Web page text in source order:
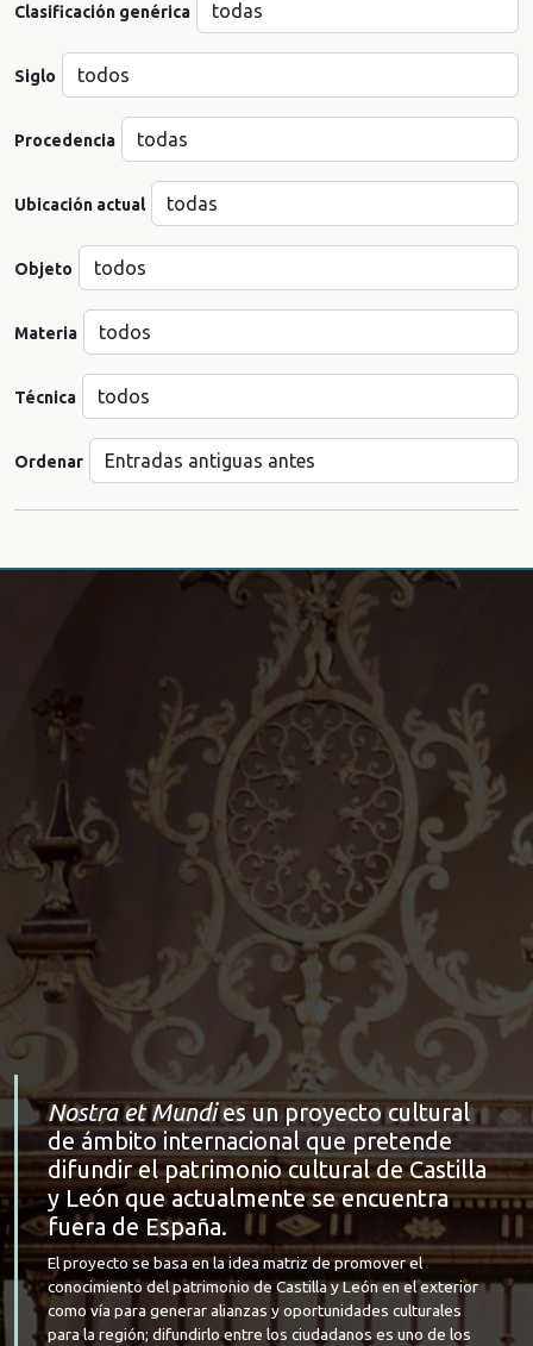
Clasificación genérica
Siglo
Procedencia
Ubicación actual
Objeto
Materia
Técnica
Ordenar
Nostra et Mundies un proyecto cultural
de ámbito internacional que pretende
difundir el patrimonio cultural de Castilla
y León que actualmente se encuentra
fuera de España.
El proyecto se basa en la idea matriz de promover el
conocimiento del patrimonio de Castilla y León en el exterior
como vía para generar alianzas y oportunidades culturales
para la región; difundirlo entre los ciudadanos es uno de los